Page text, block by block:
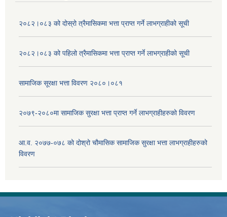
२०८२।०८३ को दोस्रो त्रैमासिकमा भत्ता प्राप्‍त गर्ने लाभग्राहीको सूची
२०८२।०८३ को पहिलो त्रैमासिकमा भत्ता प्राप्‍त गर्ने लाभग्राहीको सूची
सामाजिक सूरक्षा भत्ता विवरण २०८०।०८१
२०७९-२०८०मा सामाजिक सुरक्षा भत्ता प्राप्त गर्ने लाभग्राहीहरुको विवरण
आ.व. २०७७-०७८ को दोश्रो चौमासिक सामाजिक सुरक्षा भत्ता लाभग्राहीहरुको
विवरण